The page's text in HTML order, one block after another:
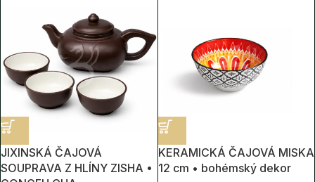
JIXINSKÁ ČAJOVÁ
SOUPRAVA Z HLÍNY ZISHA •
KERAMICKÁ ČAJOVÁ MISKA
12 cm • bohémský dekor